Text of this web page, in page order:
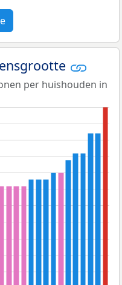
per huishouden in